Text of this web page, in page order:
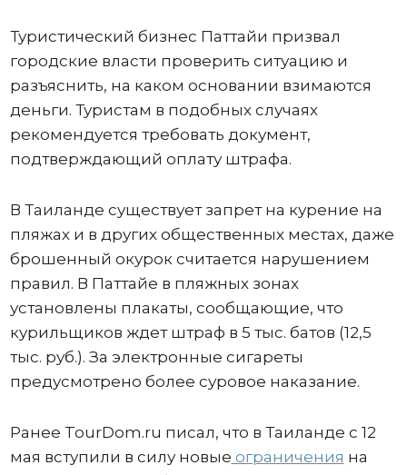
Туристический бизнес Паттайи призвал
городские власти проверить ситуацию и
разъяснить, на каком основании взимаются
деньги. Туристам в подобных случаях
рекомендуется требовать документ,
подтверждающий оплату штрафа.
В Таиланде существует запрет на курение на
пляжах и в других общественных местах, даже
брошенный окурок считается нарушением
правил. В Паттайе в пляжных зонах
установлены плакаты, сообщающие, что
курильщиков ждет штраф в 5 тыс. батов (12,5
тыс. руб.). За электронные сигареты
предусмотрено более суровое наказание.
Ранее TourDom.ru писал, что в Таиланде с 12
мая вступили в силу новые ограничения на